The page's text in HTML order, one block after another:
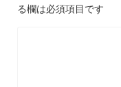
る欄は必須項目です